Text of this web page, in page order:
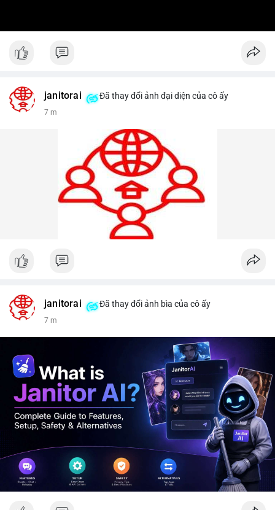
janitorai Đã thay đổi ảnh đại diện của cô ấy
7 m
janitorai Đã thay đổi ảnh bìa của cô ấy
7 m